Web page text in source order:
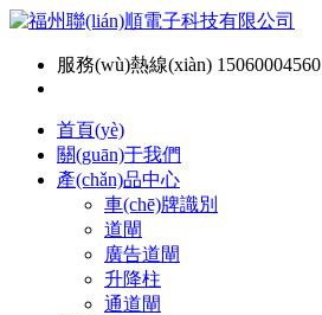
服務(wù)熱線(xiàn) 15060004560
首頁(yè)
關(guān)于我們
產(chǎn)品中心
車(chē)牌識別
道閘
廣告道閘
升降柱
通道閘